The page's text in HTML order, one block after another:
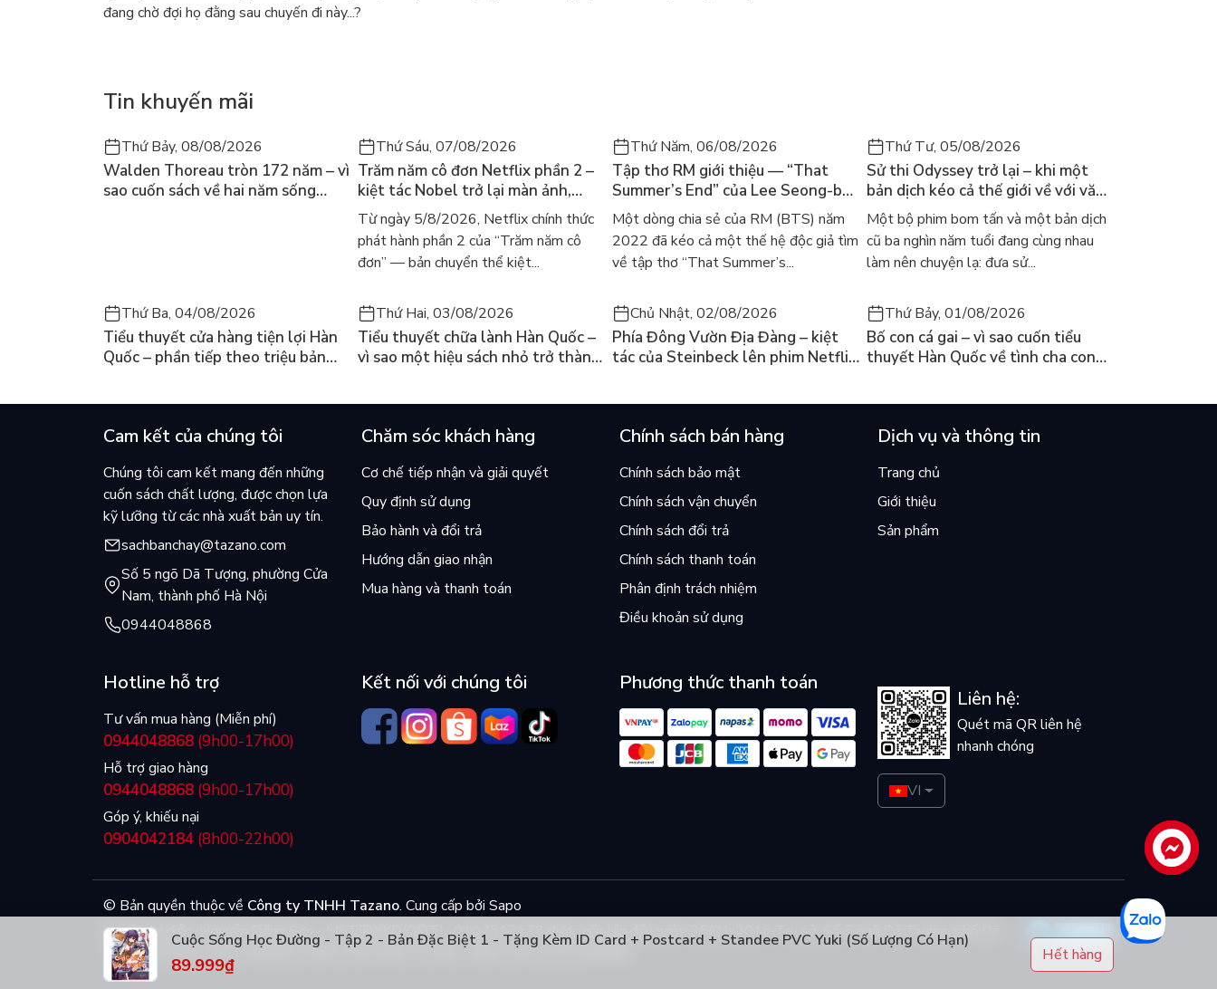
đang chờ đợi họ đằng sau chuyến đi này...?
Tin khuyến mãi
Thứ Bảy, 08/08/2026
Walden Thoreau tròn 172 năm – vì
sao cuốn sách về hai năm sống
Thứ Sáu, 07/08/2026
Trăm năm cô đơn Netflix phần 2 –
kiệt tác Nobel trở lại màn ảnh,
dòng người tìm đọc lại García
Márquez
Từ ngày 5/8/2026, Netflix chính thức
phát hành phần 2 của “Trăm năm cô
đơn” — bản chuyển thể kiệt...
Thứ Năm, 06/08/2026
Tập thơ RM giới thiệu — “That
Summer’s End” của Lee Seong-bok
ra mắt bản tiếng Anh sau 4 năm
gây sốt
Một dòng chia sẻ của RM (BTS) năm
2022 đã kéo cả một thế hệ độc giả tìm
về tập thơ “That Summer’s...
Thứ Tư, 05/08/2026
Sử thi Odyssey trở lại – khi một
bản dịch kéo cả thế giới về với văn
học kinh điển
Một bộ phim bom tấn và một bản dịch
cũ ba nghìn năm tuổi đang cùng nhau
làm nên chuyện lạ: đưa sử...
Thứ Ba, 04/08/2026
Tiểu thuyết cửa hàng tiện lợi Hàn
Quốc – phần tiếp theo triệu bản
Thứ Hai, 03/08/2026
Tiểu thuyết chữa lành Hàn Quốc –
vì sao một hiệu sách nhỏ trở thành
Chủ Nhật, 02/08/2026
Phía Đông Vườn Địa Đàng – kiệt
tác của Steinbeck lên phim Netflix
Thứ Bảy, 01/08/2026
Bố con cá gai – vì sao cuốn tiểu
thuyết Hàn Quốc về tình cha con
Cuộc Sống Học Đường - Tập 2 - Bản Đặc Biệt 1 - Tặng Kèm ID Card + Postcard + Standee PVC Yuki (Số Lượng Có Hạn)
89.999₫ Hết hàng
Cam kết của chúng tôi
Chúng tôi cam kết mang đến những
cuốn sách chất lượng, được chọn lựa
kỹ lưỡng từ các nhà xuất bản uy tín.
sachbanchay@tazano.com
Số 5 ngõ Dã Tượng, phường Cửa
Nam, thành phố Hà Nội
0944048868
Chăm sóc khách hàng
Cơ chế tiếp nhận và giải quyết
Quy định sử dụng
Bảo hành và đổi trả
Hướng dẫn giao nhận
Mua hàng và thanh toán
Chính sách bán hàng
Chính sách bảo mật
Chính sách vận chuyển
Chính sách đổi trả
Chính sách thanh toán
Phân định trách nhiệm
Điều khoản sử dụng
Dịch vụ và thông tin
Trang chủ
Giới thiệu
Sản phẩm
Hotline hỗ trợ
Tư vấn mua hàng (Miễn phí)
0944048868 (9h00-17h00)
Hỗ trợ giao hàng
0944048868 (9h00-17h00)
Góp ý, khiếu nại
0904042184 (8h00-22h00)
Kết nối với chúng tôi Phương thức thanh toán
Liên hệ:
Quét mã QR liên hệ
nhanh chóng
VI
© Bản quyền thuộc về Công ty TNHH Tazano. Cung cấp bởi Sapo
Người đại diện: Nguyễn Đăng Sơn - MST/ĐKKD/QĐTL: 0107312178 được cấp lần đầu ngày 25/01/2016 Trụ sở: Số 5 ngõ Dã Tương, phố Dã
Tượng, phường Trần Hưng Đạo, quận Hoàn Kiếm, Hà Nội - Điện thoại: 0944048868
Liên hệ